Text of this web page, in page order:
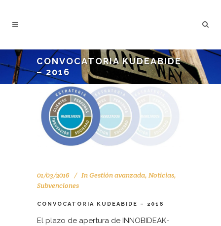
CONVOCATORIA KUDEABIDE
– 2016
01/03/2016 InGestión avanzada, Noticias,
Subvenciones
CONVOCATORIA KUDEABIDE – 2016
El plazo de apertura de INNOBIDEAK-